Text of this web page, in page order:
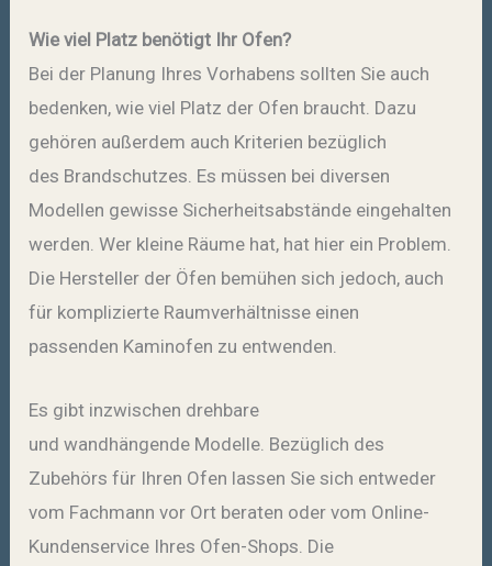
Wie viel Platz benötigt Ihr Ofen?
Bei der Planung Ihres Vorhabens sollten Sie auch
bedenken, wie viel Platz der Ofen braucht. Dazu
gehören außerdem auch Kriterien bezüglich
des Brandschutzes. Es müssen bei diversen
Modellen gewisse Sicherheitsabstände eingehalten
werden. Wer kleine Räume hat, hat hier ein Problem.
Die Hersteller der Öfen bemühen sich jedoch, auch
für komplizierte Raumverhältnisse einen
passenden Kaminofen zu entwenden.
Es gibt inzwischen drehbare
und wandhängende Modelle. Bezüglich des
Zubehörs für Ihren Ofen lassen Sie sich entweder
vom Fachmann vor Ort beraten oder vom Online-
Kundenservice Ihres Ofen-Shops. Die